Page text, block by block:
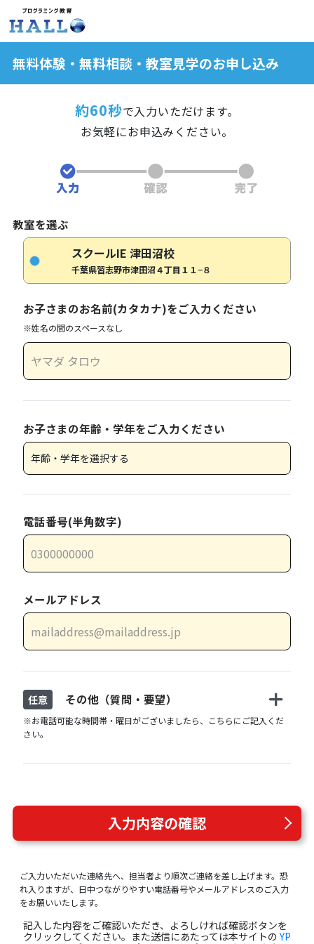
無料体験・無料相談・教室見学のお申し込み
約60秒で入力いただけます。
お気軽にお申込みください。
教室を選ぶ
スクールIE 津田沼校
千葉県習志野市津田沼４丁目１１−８
お子さまのお名前(カタカナ)をご入力ください
※姓名の間のスペースなし
お子さまの年齢・学年をご入力ください
電話番号(半角数字)
メールアドレス
任意 その他（質問・要望）
※お電話可能な時間帯・曜日がございましたら、こちらにご記入くだ
さい。
入力内容の確認
ご入力いただいた連絡先へ、担当者より順次ご連絡を差し上げます。恐
れ入りますが、日中つながりやすい電話番号やメールアドレスのご入力
をお願いいたします。
記入した内容をご確認いただき、よろしければ確認ボタンを
クリックしてください。また送信にあたっては本サイトのYP